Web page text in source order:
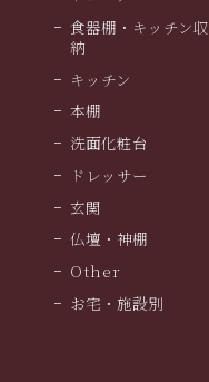
食器棚・キッチン収
納
キッチン
本棚
洗面化粧台
ドレッサー
玄関
仏壇・神棚
Other
お宅・施設別